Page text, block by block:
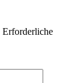
Erforderliche